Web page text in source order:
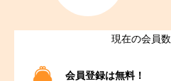
現在の会員数
会員登録は無料！